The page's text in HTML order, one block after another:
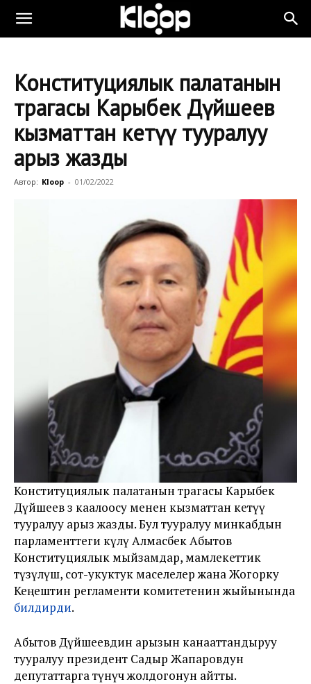
Конституциялык палатанын
төрагасы Карыбек Дүйшеев
кызматтан кетүү тууралуу
арыз жазды
Автор: Kloop - 01/02/2022
Конституциялык палатанын төрагасы Карыбек
Дүйшеев өз каалоосу менен кызматтан кетүү
тууралуу арыз жазды. Бул тууралуу минкабдын
парламенттеги өкүлү Алмасбек Абытов
Конституциялык мыйзамдар, мамлекеттик
түзүлүш, сот-укуктук маселелер жана Жогорку
Кеңештин регламенти комитетенин жыйынында
билдирди.
Абытов Дүйшеевдин арызын канааттандыруу
тууралуу президент Садыр Жапаровдун
депутаттарга өтүнүч жолдогонун айтты.